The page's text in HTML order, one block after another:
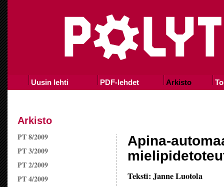
Uusin lehti PDF-lehdet Arkisto
Arkisto
PT 8/2009
PT 3/2009
PT 2/2009
PT 4/2009
Apina-
Teksti: Janne Luotola